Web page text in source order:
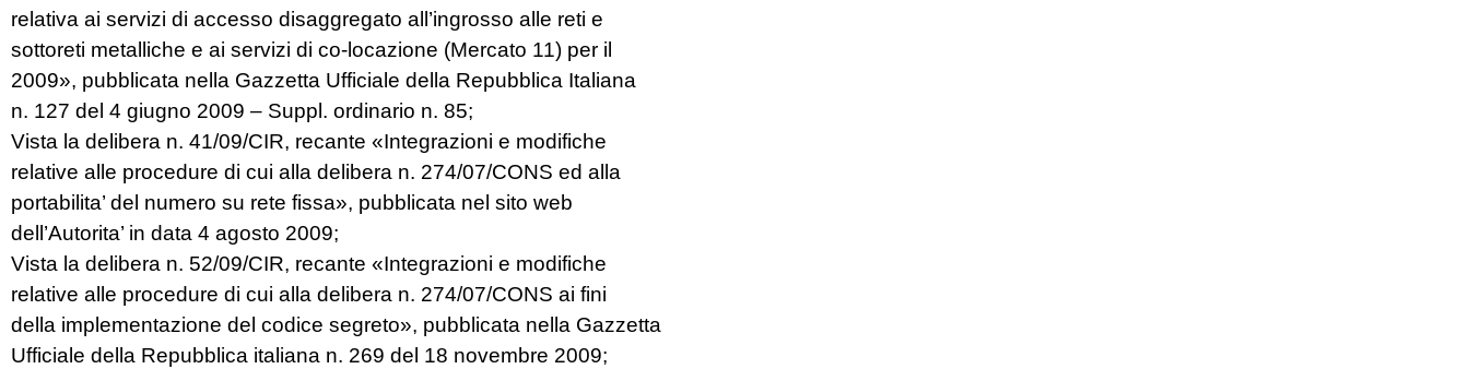
relativa ai servizi di accesso disaggregato all’ingrosso alle reti e
sottoreti metalliche e ai servizi di co-locazione (Mercato 11) per il
2009», pubblicata nella Gazzetta Ufficiale della Repubblica Italiana
n. 127 del 4 giugno 2009 – Suppl. ordinario n. 85;
Vista la delibera n. 41/09/CIR, recante «Integrazioni e modifiche
relative alle procedure di cui alla delibera n. 274/07/CONS ed alla
portabilita’ del numero su rete fissa», pubblicata nel sito web
dell’Autorita’ in data 4 agosto 2009;
Vista la delibera n. 52/09/CIR, recante «Integrazioni e modifiche
relative alle procedure di cui alla delibera n. 274/07/CONS ai fini
della implementazione del codice segreto», pubblicata nella Gazzetta
Ufficiale della Repubblica italiana n. 269 del 18 novembre 2009;